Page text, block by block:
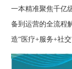
一本精准聚焦千亿
备到运营的全流程
造“医疗+服务+社